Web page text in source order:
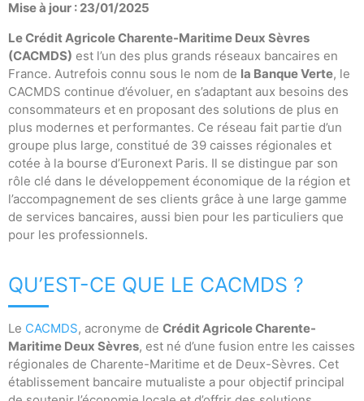
Mise à jour : 23/01/2025
Le Crédit Agricole Charente-Maritime Deux Sèvres
(CACMDS) est l’un des plus grands réseaux bancaires en
France. Autrefois connu sous le nom de la Banque Verte, le
CACMDS continue d’évoluer, en s’adaptant aux besoins des
consommateurs et en proposant des solutions de plus en
plus modernes et performantes. Ce réseau fait partie d’un
groupe plus large, constitué de 39 caisses régionales et
cotée à la bourse d’Euronext Paris. Il se distingue par son
rôle clé dans le développement économique de la région et
l’accompagnement de ses clients grâce à une large gamme
de services bancaires, aussi bien pour les particuliers que
pour les professionnels.
QU’EST-CE QUE LE CACMDS ?
Le CACMDS, acronyme de Crédit Agricole Charente-
Maritime Deux Sèvres, est né d’une fusion entre les caisses
régionales de Charente-Maritime et de Deux-Sèvres. Cet
établissement bancaire mutualiste a pour objectif principal